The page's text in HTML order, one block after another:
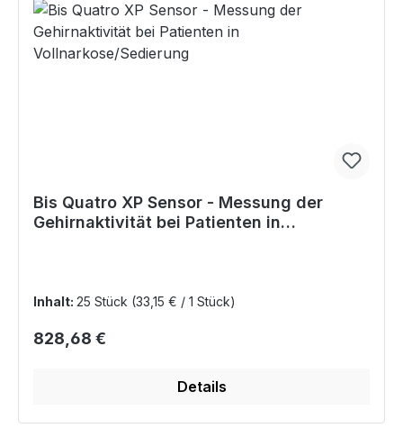
Bis Quatro XP Sensor - Messung der
Gehirnaktivität bei Patienten in
Inhalt: 25 Stück (33,15 € / 1 Stück)
Regulärer Preis:
828,68 €
Details